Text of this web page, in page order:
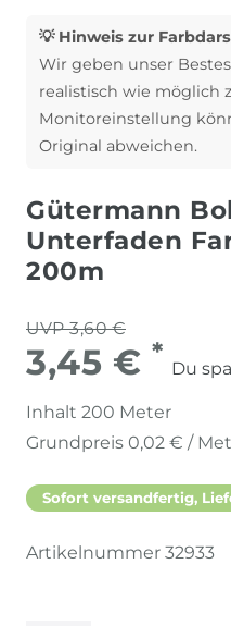
💡 Hinweis zur
Wir geben unser
realistisch wie möglich
Monitoreinstellung
Original abweichen.
Gütermann
Unterfaden
200m
UVP 3,60 €
3,45 € *
Du
Inhalt 200 Meter
Grundpreis 0,02 € /
Sofort versandfertig,
Artikelnummer 32933